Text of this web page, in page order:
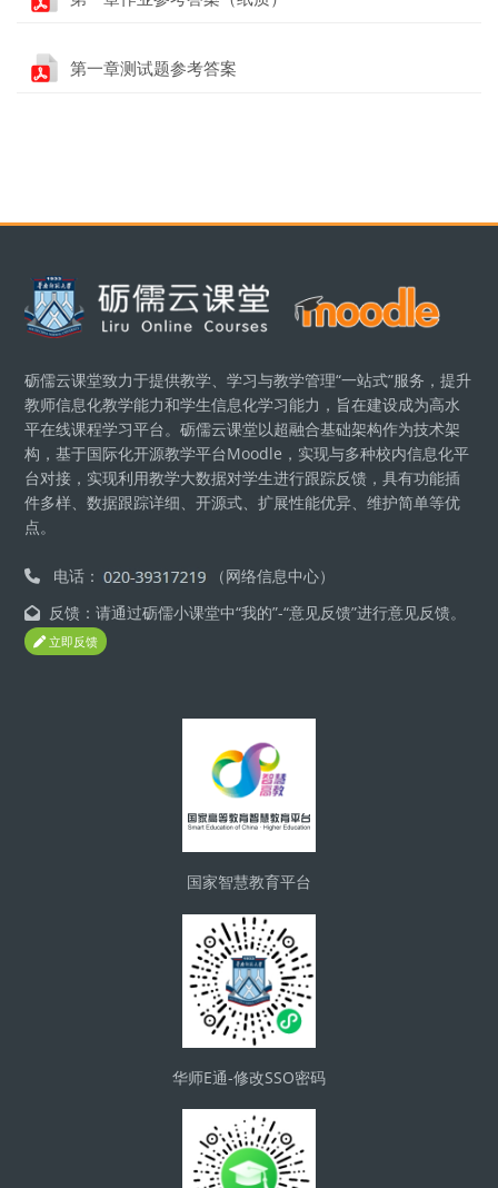
第一章测试题参考答案
版块
砺儒云课堂致力于提供教学、学习与教学管理“一站式”服务，提升
教师信息化教学能力和学生信息化学习能力，旨在建设成为高水
平在线课程学习平台。砺儒云课堂以超融合基础架构作为技术架
构，基于国际化开源教学平台Moodle，实现与多种校内信息化平
台对接，实现利用教学大数据对学生进行跟踪反馈，具有功能插
件多样、数据跟踪详细、开源式、扩展性能优异、维护简单等优
点。
电话：
（网络信息中心）
反馈：请通过砺儒小课堂中“我的”-“意见反馈”进行意见反馈。
立即反馈
国家智慧教育平台
华师E通-修改SSO密码